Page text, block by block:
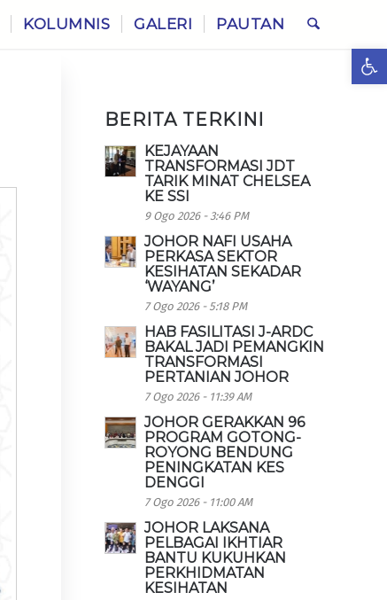
KOLUMNIS GALERI PAUTAN
BERITA TERKINI
KEJAYAAN
TRANSFORMASI JDT
TARIK MINAT CHELSEA
KE SSI
9 Ogo 2026 - 3:46 PM
JOHOR NAFI USAHA
PERKASA SEKTOR
KESIHATAN SEKADAR
‘WAYANG’
7 Ogo 2026 - 5:18 PM
HAB FASILITASI J-ARDC
BAKAL JADI PEMANGKIN
TRANSFORMASI
PERTANIAN JOHOR
7 Ogo 2026 - 11:39 AM
JOHOR GERAKKAN 96
PROGRAM GOTONG-
ROYONG BENDUNG
PENINGKATAN KES
DENGGI
7 Ogo 2026 - 11:00 AM
JOHOR LAKSANA
PELBAGAI IKHTIAR
BANTU KUKUHKAN
PERKHIDMATAN
KESIHATAN